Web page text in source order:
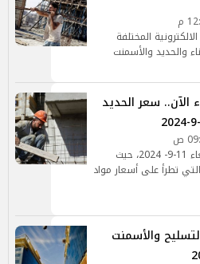
المختلفة
والحديد والأسمنت
الآن.. سعر الحديد
ننشر أسعار مواد البناء اليوم الأربعاء 11-9- 2024، حيث
تطرأ على أسعار مواد
والأسمنت